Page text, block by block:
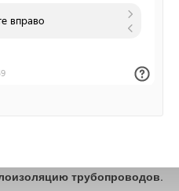
и передают эту
За счёт турбулентности
и на местных
насоса переходит
трубопроводов.